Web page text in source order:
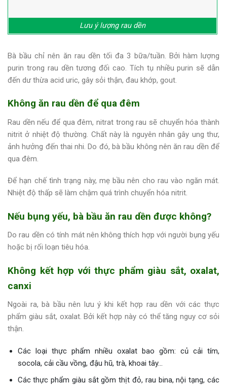
Lưu ý lượng rau dền
Bà bầu chỉ nên ăn rau dền tối đa 3 bữa/tuần. Bởi hàm lượng
purin trong rau dền tương đối cao. Tích tụ nhiều purin sẽ dẫn
đến dư thừa acid uric, gây sỏi thận, đau khớp, gout.
Không ăn rau dền để qua đêm
Rau dền nếu để qua đêm, nitrat trong rau sẽ chuyển hóa thành
nitrit ở nhiệt độ thường. Chất này là nguyên nhân gây ung thư,
ảnh hưởng đến thai nhi. Do đó, bà bầu không nên ăn rau dền để
qua đêm.
Để hạn chế tình trạng này, mẹ bầu nên cho rau vào ngăn mát.
Nhiệt độ thấp sẽ làm chậm quá trình chuyển hóa nitrit.
Nếu bụng yếu, bà bầu ăn rau dền được không?
Do rau dền có tính mát nên không thích hợp với người bụng yếu
hoặc bị rối loạn tiêu hóa.
Không kết hợp với thực phẩm giàu sắt, oxalat,
canxi
Ngoài ra, bà bầu nên lưu ý khi kết hợp rau dền với các thực
phẩm giàu sắt, oxalat. Bởi kết hợp này có thể tăng nguy cơ sỏi
thận.
Các loại thực phẩm nhiều oxalat bao gồm: củ cải tím,
socola, cải cầu vồng, đậu hũ, trà, khoai tây…
Các thực phẩm giàu sắt gồm thịt đỏ, rau bina, nội tạng, các